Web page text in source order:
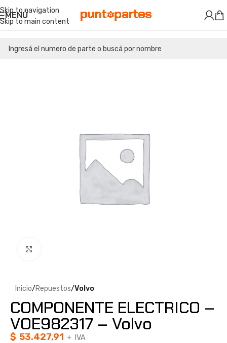
Skip to navigation
Skip to main content
MENÚ
Inicio Repuestos Volvo
COMPONENTE ELECTRICO –
VOE982317 – Volvo
$ 53.427,91 + IVA